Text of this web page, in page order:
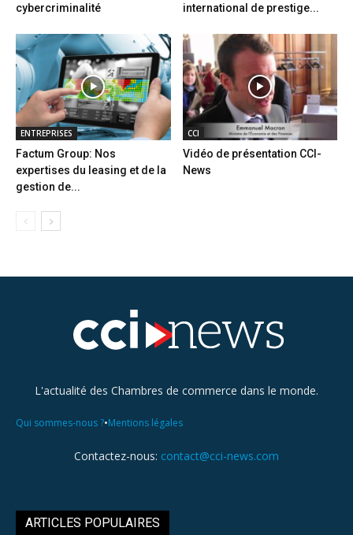
cybercriminalité
international de prestige...
ENTREPRISES
Factum Group: Nos
expertises du leasing et de la
gestion de...
CCI
Vidéo de présentation CCI-
News
L'actualité des Chambres de commerce dans le monde.
Qui sommes-nous ?•Mentions légales
Contactez-nous: contact@cci-news.com
ARTICLES POPULAIRES